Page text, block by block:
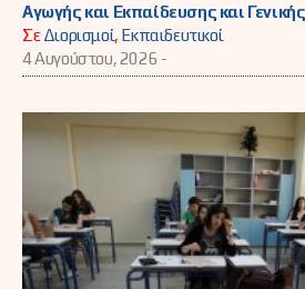
Αγωγής και Εκπαίδευσης και
ΣεΔιορισμοί, Εκπαιδευτικοί
4 Αυγούστου, 2026 -